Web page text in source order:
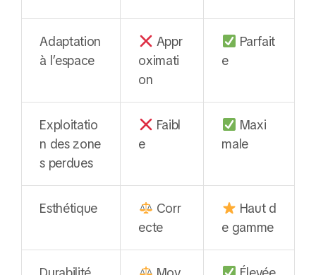
Adaptation
à l’espace
Appr
oximati
on
Parfait
e
Exploitatio
n des zone
s perdues
Faibl
e
Maxi
male
Esthétique
Corr
ecte
Haut d
e gamme